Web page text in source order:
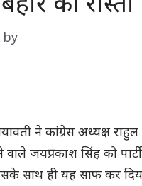
by
ने कांग्रेस अध्यक्ष
जयप्रकाश सिंह को
साथ ही यह साफ कर